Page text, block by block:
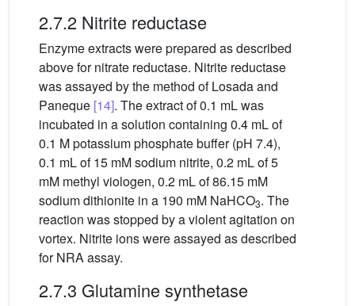
2.7.2 Nitrite reductase
Enzyme extracts were prepared as described
above for nitrate reductase. Nitrite reductase
was assayed by the method of Losada and
Paneque [14]. The extract of 0.1 mL was
incubated in a solution containing 0.4 mL of
0.1 M potassium phosphate buffer (pH 7.4),
0.1 mL of 15 mM sodium nitrite, 0.2 mL of 5
mM methyl viologen, 0.2 mL of 86.15 mM
sodium dithionite in a 190 mM NaHCO3. The
reaction was stopped by a violent agitation on
vortex. Nitrite ions were assayed as described
for NRA assay.
2.7.3 Glutamine synthetase